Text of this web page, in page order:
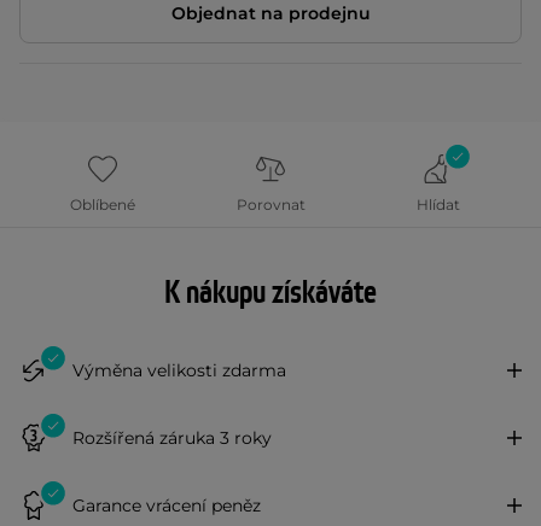
Objednat na prodejnu
Oblíbené Porovnat Hlídat
K nákupu získáváte
Výměna velikosti zdarma
Rozšířená záruka 3 roky
Garance vrácení peněz